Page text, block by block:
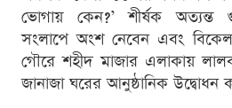
ভোগায় কেন?’ শীর্ষক অত্যন্ত
সংলাপে অংশ নেবেন এবং
গৌরে শহীদ মাজার এলাকায়
জানাজা ঘরের আনুষ্ঠানিক উদ্বোধন